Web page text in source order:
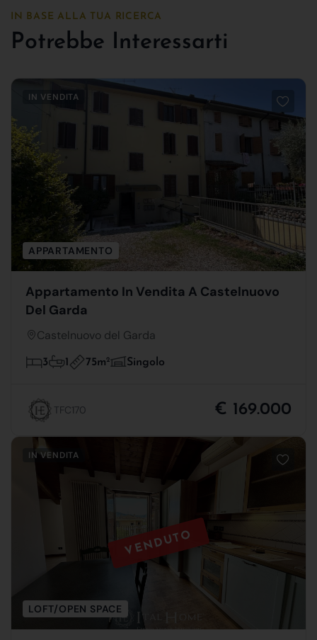
IN BASE ALLA TUA RICERCA
Potrebbe Interessarti
IN VENDITA
APPARTAMENTO
Appartamento In Vendita A Castelnuovo
Del Garda
Castelnuovo del Garda
3 1 75m2 Singolo
TFC170 € 169.000
VENDUTO
IN VENDITA
LOFT/OPEN SPACE